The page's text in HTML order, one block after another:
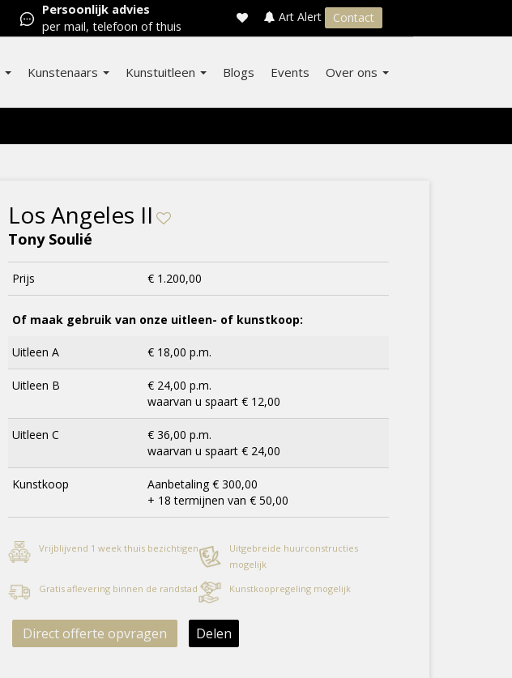
Persoonlijk advies
per mail, telefoon of thuis
Art Alert Contact
Kunstenaars Kunstuitleen Blogs Events Over ons
Los Angeles II
Tony Soulié
Prijs € 1.200,00
Of maak gebruik van onze uitleen- of kunstkoop:
Uitleen A € 18,00 p.m.
Uitleen B
€ 24,00 p.m.
waarvan u spaart € 12,00
Uitleen C
€ 36,00 p.m.
waarvan u spaart € 24,00
Kunstkoop
Aanbetaling € 300,00
+ 18 termijnen van € 50,00
Vrijblijvend 1 week thuis bezichtigen
Uitgebreide huurconstructies
mogelijk
Gratis aflevering binnen de randstad
Kunstkoopregeling mogelijk
Direct offerte opvragen Delen